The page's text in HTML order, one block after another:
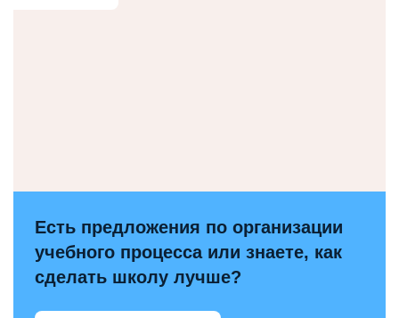
Есть предложения по организации
учебного процесса или знаете, как
сделать школу лучше?